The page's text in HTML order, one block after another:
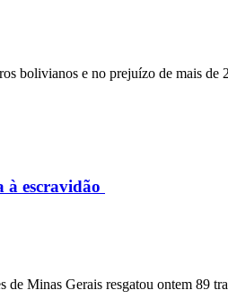
bolivianos e no prejuízo de mais
à escravidão
Minas Gerais resgatou ontem 89